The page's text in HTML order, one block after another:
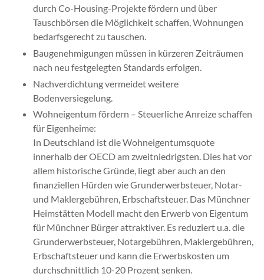
durch Co-Housing-Projekte fördern und über
Tauschbörsen die Möglichkeit schaffen, Wohnungen
bedarfsgerecht zu tauschen.
Baugenehmigungen müssen in kürzeren Zeiträumen
nach neu festgelegten Standards erfolgen.
Nachverdichtung vermeidet weitere
Bodenversiegelung.
Wohneigentum fördern – Steuerliche Anreize schaffen
für Eigenheime:
In Deutschland ist die Wohneigentumsquote
innerhalb der OECD am zweitniedrigsten. Dies hat vor
allem historische Gründe, liegt aber auch an den
finanziellen Hürden wie Grunderwerbsteuer, Notar-
und Maklergebühren, Erbschaftsteuer. Das Münchner
Heimstätten Modell macht den Erwerb von Eigentum
für Münchner Bürger attraktiver. Es reduziert u.a. die
Grunderwerbsteuer, Notargebühren, Maklergebühren,
Erbschaftsteuer und kann die Erwerbskosten um
durchschnittlich 10-20 Prozent senken.